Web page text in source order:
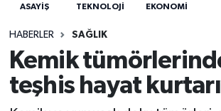
ASAYIŞ TEKNOLOJI EKONOMI
HABERLER SAĞLIK
Kemik
teşhis hayat
Bölge
Çavdarhisar
Son Dakika Haberleri
Haber Arşivi